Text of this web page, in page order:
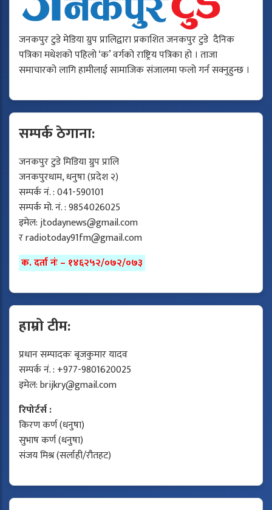
जनकपुर टुडे मेडिया ग्रुप प्रालिद्वारा प्रकाशित जनकपुर टुडे दैनिक
पत्रिका मधेशको पहिलो ‘क’ वर्गको राष्ट्रिय पत्रिका हो । ताजा
समाचारको लागि हामीलाई सामाजिक संजालमा फलो गर्न सक्नुहुन्छ ।
सम्पर्क ठेगाना:
जनकपुर टुडे मिडिया ग्रुप प्रालि
जनकपुरधाम, धनुषा (प्रदेश २)
सम्पर्क नं. : 041-590101
सम्पर्क मो. नं. : 9854026025
इमेल:jtodaynews@gmail.com
रradiotoday91fm@gmail.com
क. दर्ता नंः – १४६२५२/०७२/०७३
हाम्रो टीम:
प्रधान सम्पादकः बृजकुमार यादव
सम्पर्क नं. : +977-9801620025
इमेल:brijkry@gmail.com
रिपोर्टर्स :
किरण कर्ण (धनुषा)
सुभाष कर्ण (धनुषा)
संजय मिश्र (सर्लाही/रौतहट)